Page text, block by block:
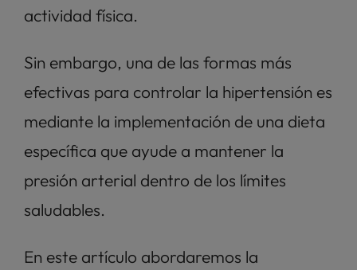
actividad física.
Sin embargo, una de las formas más
efectivas para controlar la hipertensión es
mediante la implementación de una dieta
específica que ayude a mantener la
presión arterial dentro de los límites
saludables.
En este artículo abordaremos la